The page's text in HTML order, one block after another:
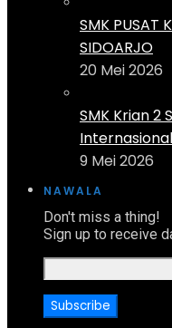
SMK PUSAT
SIDOARJO
20 Mei 2026
SMK Krian 2
9 Mei 2026
NAWALA
Don't miss a thing!
Sign up to receive